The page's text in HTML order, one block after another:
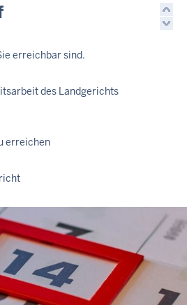
erreichbar sind.
des Landgerichts
erreichen